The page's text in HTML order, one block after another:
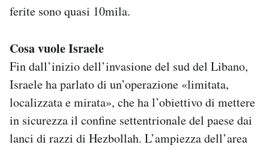
ferite sono quasi 10mila.
Cosa vuole Israele
Fin dall’inizio dell’invasione del sud del Libano,
Israele ha parlato di un’operazione «limitata,
localizzata e mirata», che ha l’obiettivo di mettere
in sicurezza il confine settentrionale del paese dai
lanci di razzi di Hezbollah. L’ampiezza dell’area